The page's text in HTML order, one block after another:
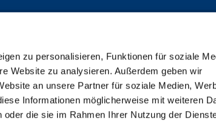
zu personalisieren, Funktionen für soziale
Website zu analysieren. Außerdem geben wir
an unsere Partner für soziale Medien,
Informationen möglicherweise mit weiteren
die sie im Rahmen Ihrer Nutzung der
Mitte · Yorckstr. 88C, 10965 Berlin
Impressum